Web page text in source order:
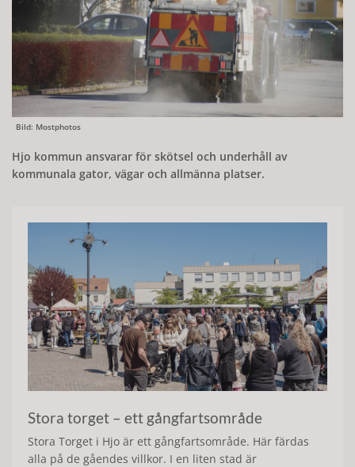
Bild: Mostphotos
Hjo kommun ansvarar för skötsel och underhåll av
kommunala gator, vägar och allmänna platser.
Stora torget – ett gångfartsområde
Stora Torget i Hjo är ett gångfartsområde. Här färdas
alla på de gåendes villkor. I en liten stad är